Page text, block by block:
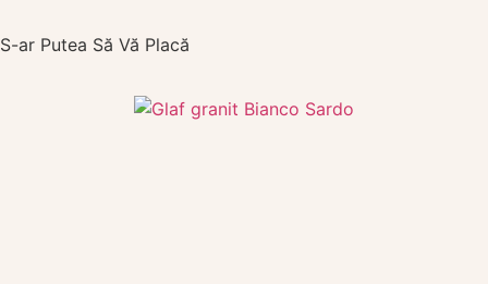
S-ar Putea Să Vă Placă